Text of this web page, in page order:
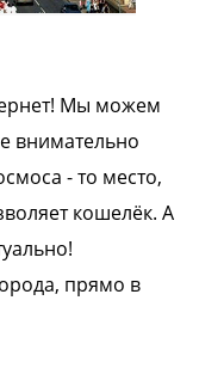
Мы можем
внимательно
- то место,
кошелёк. А
прямо в